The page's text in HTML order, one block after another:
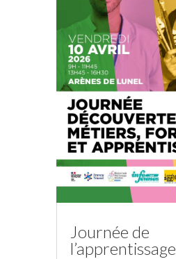
Journée de
l’apprentissage